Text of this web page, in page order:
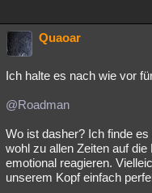
Quaoar
Ich halte es nach wie vor
@Roadman
Wo ist dasher? Ich finde
wohl zu allen Zeiten auf
emotional reagieren.
unserem Kopf einfach